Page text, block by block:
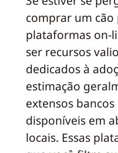
comprar um cão
plataformas on-
ser recursos
dedicados à
estimação
extensos
disponíveis em
locais. Essas